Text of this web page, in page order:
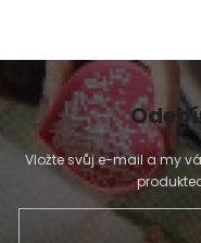
Vložte svůj e-mail a my